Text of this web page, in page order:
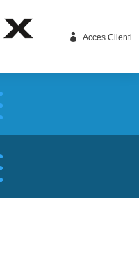
 Acces Clienti